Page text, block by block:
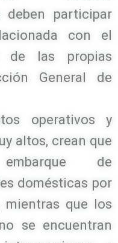
deben participar
con el
de las propias
General de
operativos y
altos, crean que
de
domésticas por
que los
se encuentran